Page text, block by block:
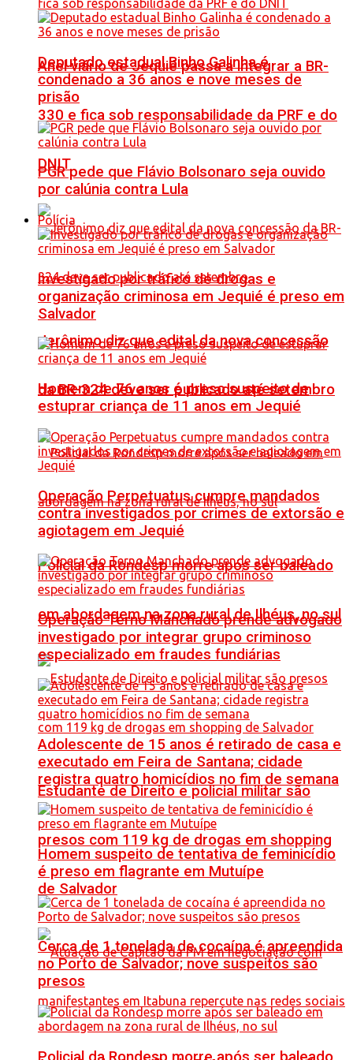
Anel viário de Jequié passa a integrar a BR-
330 e fica sob responsabilidade da PRF e do
DNIT
Jerônimo diz que edital da nova concessão
da BR-324 deve ser publicado até setembro
Policial da Rondesp morre após ser baleado
em abordagem na zona rural de Ilhéus, no sul
Estudante de Direito e policial militar são
presos com 119 kg de drogas em shopping
de Salvador
Deputado estadual Binho Galinha é
condenado a 36 anos e nove meses de
prisão
PGR pede que Flávio Bolsonaro seja ouvido
por calúnia contra Lula
Polícia
Investigado por tráfico de drogas e
organização criminosa em Jequié é preso em
Salvador
Homem de 76 anos é preso suspeito de
estuprar criança de 11 anos em Jequié
Operação Perpetuatus cumpre mandados
contra investigados por crimes de extorsão e
agiotagem em Jequié
Operação Terno Manchado prende advogado
investigado por integrar grupo criminoso
especializado em fraudes fundiárias
Adolescente de 15 anos é retirado de casa e
executado em Feira de Santana; cidade
registra quatro homicídios no fim de semana
Homem suspeito de tentativa de feminicídio
é preso em flagrante em Mutuípe
Cerca de 1 tonelada de cocaína é apreendida
no Porto de Salvador; nove suspeitos são
presos